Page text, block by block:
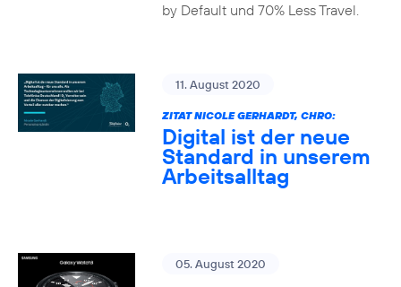
by Default und 70% Less Travel.
11. August 2020
ZITAT NICOLE GERHARDT, CHRO:
Digital ist der neue
Standard in unserem
Arbeitsalltag
05. August 2020